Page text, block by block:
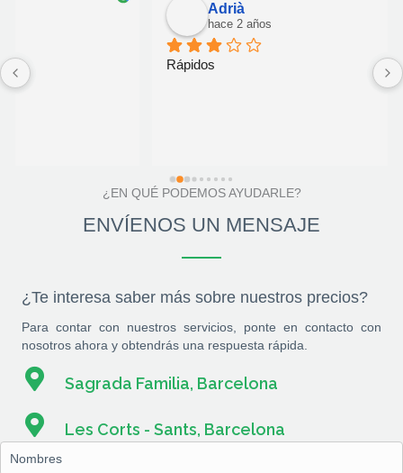
¿EN QUÉ PODEMOS AYUDARLE?
ENVÍENOS UN MENSAJE
¿Te interesa saber más sobre nuestros precios?
Para contar con nuestros servicios, ponte en contacto con
nosotros ahora y obtendrás una respuesta rápida.
Sagrada Familia, Barcelona
Les Corts - Sants, Barcelona